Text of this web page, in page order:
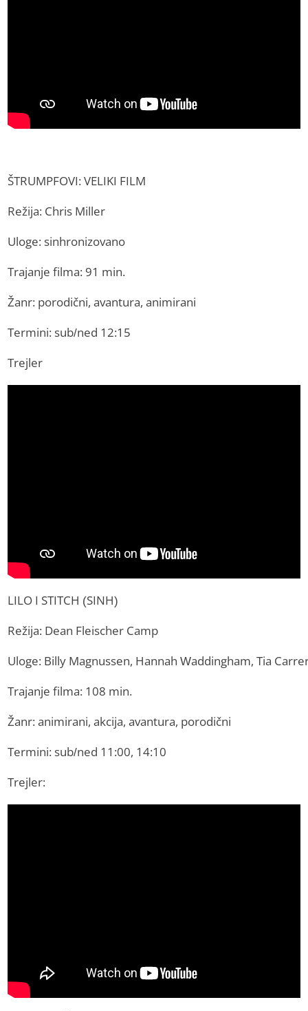
ŠTRUMPFOVI: VELIKI FILM
Režija: Chris Miller
Uloge: sinhronizovano
Trajanje filma: 91 min.
Žanr: porodični, avantura, animirani
Termini: sub/ned 12:15
Trejler
LILO I STITCH (SINH)
Režija: Dean Fleischer Camp
Uloge: Billy Magnussen, Hannah Waddingham, Tia
Trajanje filma: 108 min.
Žanr: animirani, akcija, avantura, porodični
Termini: sub/ned 11:00, 14:10
Trejler: